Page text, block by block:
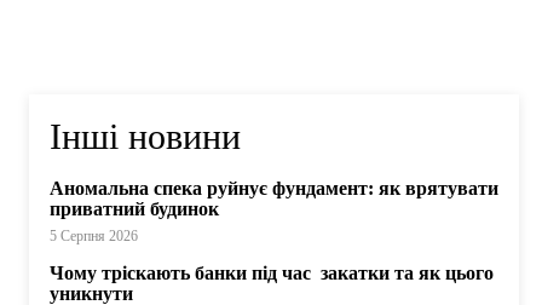
Інші новини
Аномальна спека руйнує фундамент: як врятувати
приватний будинок
5 Серпня 2026
Чому тріскають банки під час закатки та як цього
уникнути